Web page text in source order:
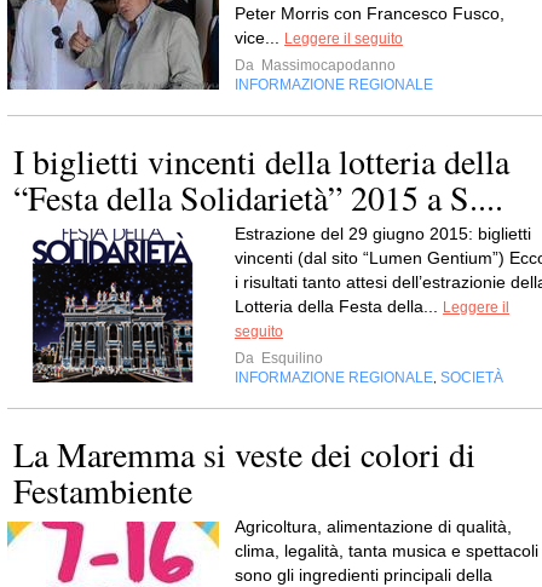
Peter Morris con Francesco Fusco,
vice...
Leggere il seguito
Da Massimocapodanno
INFORMAZIONE REGIONALE
I biglietti vincenti della lotteria della
“Festa della Solidarietà” 2015 a S....
Estrazione del 29 giugno 2015: biglietti
vincenti (dal sito “Lumen Gentium”)
i risultati tanto attesi dell’estrazionie
Lotteria della Festa della...
Leggere il
seguito
Da Esquilino
INFORMAZIONE REGIONALE SOCIETÀ
La Maremma si veste dei colori di
Festambiente
Agricoltura, alimentazione di qualità,
clima, legalità, tanta musica e spettacoli
sono gli ingredienti principali della